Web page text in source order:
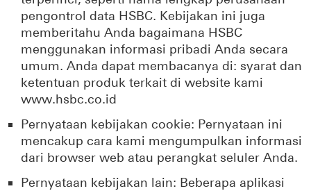
pengontrol data HSBC. Kebijakan ini juga
memberitahu Anda bagaimana HSBC
menggunakan informasi pribadi Anda secara
umum. Anda dapat membacanya di: syarat dan
ketentuan produk terkait di website kami
www.hsbc.co.id
Pernyataan kebijakan cookie: Pernyataan ini
mencakup cara kami mengumpulkan informasi
dari browser web atau perangkat seluler Anda.
Pernyataan kebijakan lain: Beberapa aplikasi